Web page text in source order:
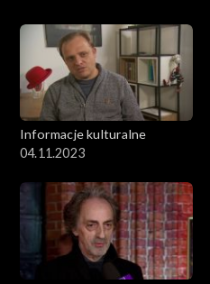
Informacje kulturalne
04.11.2023